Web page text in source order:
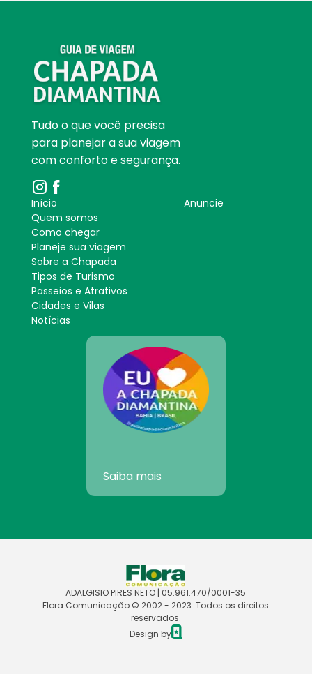
Tudo o que você precisa
para planejar a sua viagem
com conforto e segurança.
Início
Quem somos
Como chegar
Planeje sua viagem
Sobre a Chapada
Tipos de Turismo
Passeios e Atrativos
Cidades e Vilas
Notícias
Anuncie
Saiba mais
ADALGISIO PIRES NETO | 05.961.470/0001-35
Flora Comunicação © 2002 - 2023. Todos os direitos
reservados.
Design by